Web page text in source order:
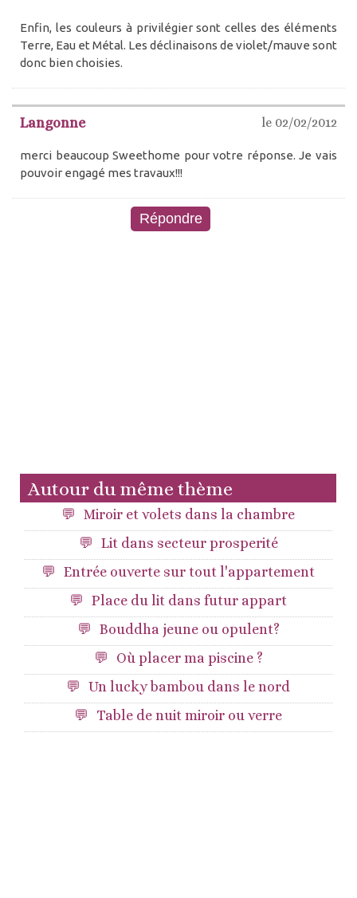
Enfin, les couleurs à privilégier sont celles des éléments
Terre, Eau et Métal. Les déclinaisons de violet/mauve sont
donc bien choisies.
Langonne le 02/02/2012
merci beaucoup Sweethome pour votre réponse. Je vais
pouvoir engagé mes travaux!!!
Autour du même thème
Miroir et volets dans la chambre
Lit dans secteur prosperité
Entrée ouverte sur tout l'appartement
Place du lit dans futur appart
Bouddha jeune ou opulent?
Où placer ma piscine ?
Un lucky bambou dans le nord
Table de nuit miroir ou verre